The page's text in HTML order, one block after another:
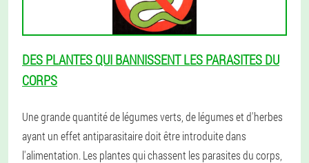
DES PLANTES QUI BANNISSENT LES PARASITES DU
CORPS
Une grande quantité de légumes verts, de légumes et d'herbes
ayant un effet antiparasitaire doit être introduite dans
l'alimentation. Les plantes qui chassent les parasites du corps,